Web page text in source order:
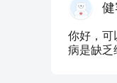
健
你好，可
病是缺乏